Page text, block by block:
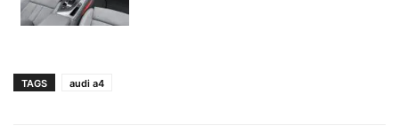
TAGS audi a4